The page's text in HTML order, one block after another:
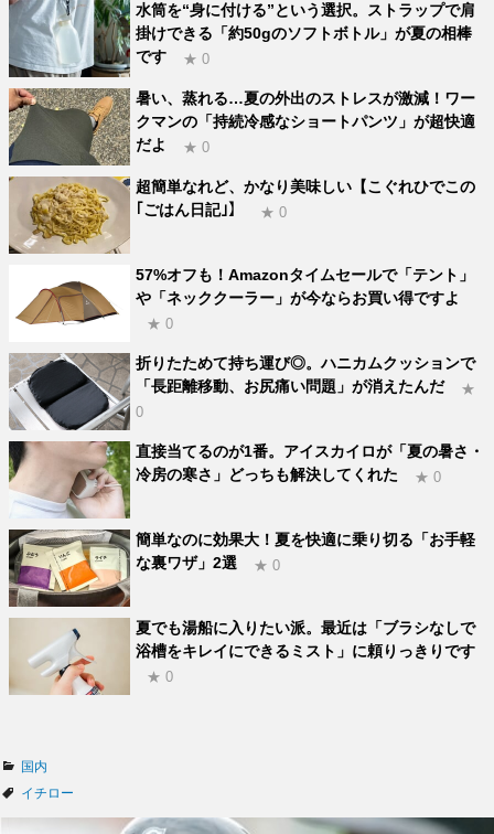
水筒を“身に付ける”という選択。ストラップで肩
掛けできる「約50gのソフトボトル」が夏の相棒
です
★ 0
暑い、蒸れる…夏の外出のストレスが激減！ワー
クマンの「持続冷感なショートパンツ」が超快適
だよ
★ 0
超簡単なれど、かなり美味しい【こぐれひでこの
｢ごはん日記｣】
★ 0
57%オフも！Amazonタイムセールで「テント」
や「ネッククーラー」が今ならお買い得ですよ
★ 0
折りたためて持ち運び◎。ハニカムクッションで
「長距離移動、お尻痛い問題」が消えたんだ
★
0
直接当てるのが1番。アイスカイロが「夏の暑さ・
冷房の寒さ」どっちも解決してくれた
★ 0
簡単なのに効果大！夏を快適に乗り切る「お手軽
な裏ワザ」2選
★ 0
夏でも湯船に入りたい派。最近は「ブラシなしで
浴槽をキレイにできるミスト」に頼りっきりです
★ 0
カ
テ
国内
タ
イチロー